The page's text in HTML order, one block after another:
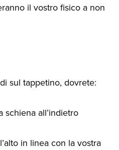
il vostro fisico a non
sul tappetino, dovrete:
all’indietro
in linea con la vostra